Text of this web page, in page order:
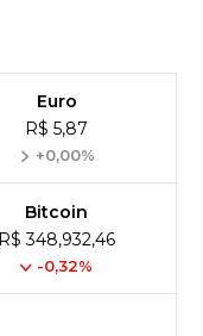
Euro
R$ 5,87
+0,00%
Bitcoin
R$ 348,932,46
-0,32%